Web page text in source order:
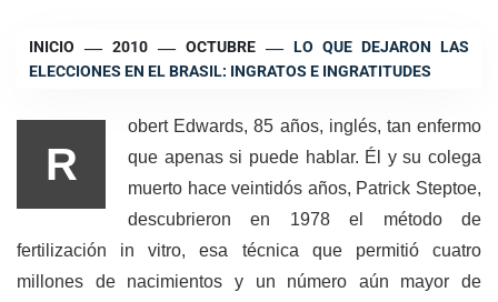
INICIO 2010 OCTUBRE
LO QUE DEJARON LAS
ELECCIONES EN EL BRASIL: INGRATOS E INGRATITUDES
R
obert Edwards, 85 años, inglés, tan enfermo
que apenas si puede hablar. Él y su colega
muerto hace veintidós años, Patrick Steptoe,
descubrieron en 1978 el método de
fertilización in vitro, esa técnica que permitió cuatro
millones de nacimientos y un número aún mayor de